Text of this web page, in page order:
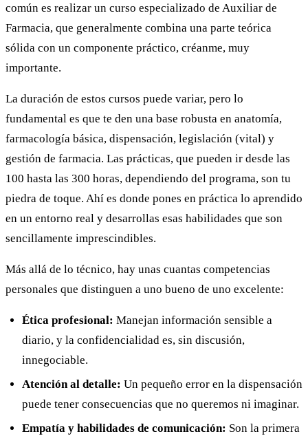
común es realizar un curso especializado de Auxiliar de
Farmacia, que generalmente combina una parte teórica
sólida con un componente práctico, créanme, muy
importante.
La duración de estos cursos puede variar, pero lo
fundamental es que te den una base robusta en anatomía,
farmacología básica, dispensación, legislación (vital) y
gestión de farmacia. Las prácticas, que pueden ir desde las
100 hasta las 300 horas, dependiendo del programa, son tu
piedra de toque. Ahí es donde pones en práctica lo aprendido
en un entorno real y desarrollas esas habilidades que son
sencillamente imprescindibles.
Más allá de lo técnico, hay unas cuantas competencias
personales que distinguen a uno bueno de uno excelente:
Ética profesional: Manejan información sensible a
diario, y la confidencialidad es, sin discusión,
innegociable.
Atención al detalle: Un pequeño error en la dispensación
puede tener consecuencias que no queremos ni imaginar.
Empatía y habilidades de comunicación: Son la primera